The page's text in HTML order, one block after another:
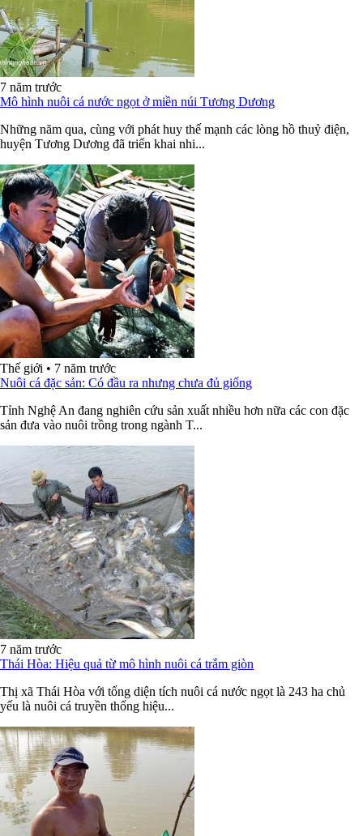
7 năm trước
Mô hình nuôi cá nước ngọt ở miền núi Tương Dương
Những năm qua, cùng với phát huy thế mạnh các lòng hồ thuỷ điện,
huyện Tương Dương đã triển khai nhi...
Thế giới • 7 năm trước
Nuôi cá đặc sản: Có đầu ra nhưng chưa đủ giống
Tỉnh Nghệ An đang nghiên cứu sản xuất nhiều hơn nữa các con đặc
sản đưa vào nuôi trồng trong ngành T...
7 năm trước
Thái Hòa: Hiệu quả từ mô hình nuôi cá trắm giòn
Thị xã Thái Hòa với tổng diện tích nuôi cá nước ngọt là 243 ha chủ
yếu là nuôi cá truyền thống hiệu...